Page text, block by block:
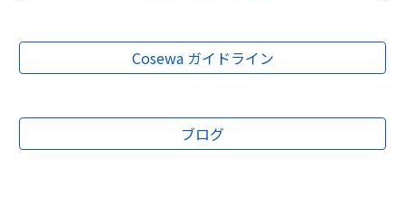
Cosewa ガイドライン
ブログ